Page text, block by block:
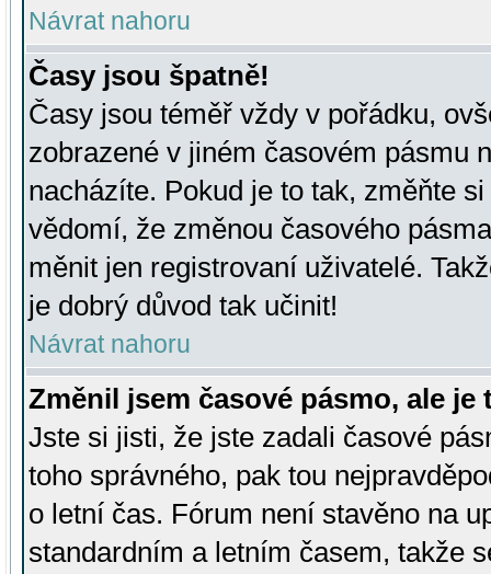
Návrat nahoru
Časy jsou špatně!
Časy jsou téměř vždy v pořádku,
zobrazené v jiném časovém pásmu
nacházíte. Pokud je to tak, změňte
vědomí, že změnou časového
měnit jen registrovaní uživatelé.
je dobrý důvod tak učinit!
Návrat nahoru
Změnil jsem časové pásmo, ale je
Jste si jisti, že jste zadali časové
toho správného, pak tou
o letní čas. Fórum není stavěno na
standardním a letním časem, takže